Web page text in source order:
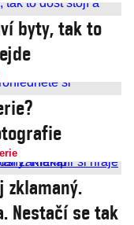
byty, tak to
zklamaný.
Nestačí se tak